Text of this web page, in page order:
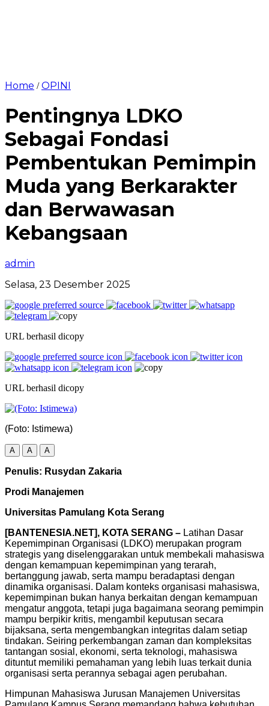
Home /OPINI
Pentingnya LDKO
Sebagai Fondasi
Pembentukan Pemimpin
Muda yang Berkarakter
dan Berwawasan
Kebangsaan
admin
Selasa, 23 Desember 2025
URL berhasil dicopy
URL berhasil dicopy
(Foto: Istimewa)
A A A
Penulis: Rusydan Zakaria
Prodi Manajemen
Universitas Pamulang Kota Serang
[BANTENESIA.NET], KOTA SERANG – Latihan Dasar
Kepemimpinan Organisasi (LDKO) merupakan program
strategis yang diselenggarakan untuk membekali mahasiswa
dengan kemampuan kepemimpinan yang terarah,
bertanggung jawab, serta mampu beradaptasi dengan
dinamika organisasi. Dalam konteks organisasi mahasiswa,
kepemimpinan bukan hanya berkaitan dengan kemampuan
mengatur anggota, tetapi juga bagaimana seorang pemimpin
mampu berpikir kritis, mengambil keputusan secara
bijaksana, serta mengembangkan integritas dalam setiap
tindakan. Seiring perkembangan zaman dan kompleksitas
tantangan sosial, ekonomi, serta teknologi, mahasiswa
dituntut memiliki pemahaman yang lebih luas terkait dunia
organisasi serta perannya sebagai agen perubahan.
Himpunan Mahasiswa Jurusan Manajemen Universitas